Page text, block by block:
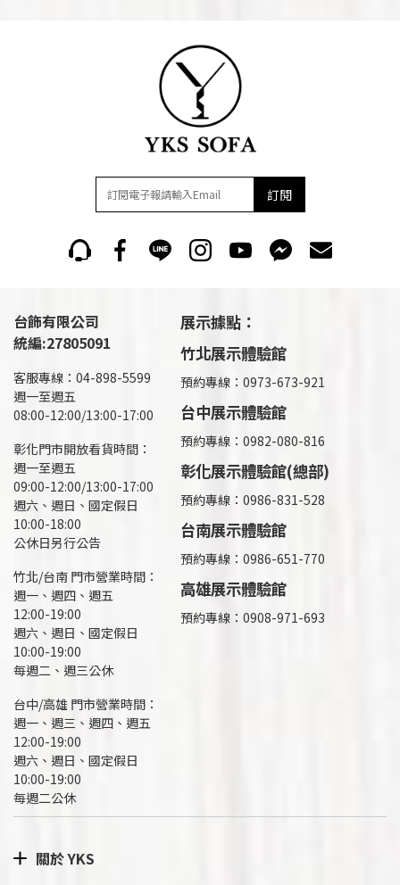
訂閱
台飾有限公司
統編:27805091
客服專線：04-898-5599
週一至週五
08:00-12:00/13:00-17:00
彰化門市開放看貨時間：
週一至週五
09:00-12:00/13:00-17:00
週六、週日、國定假日
10:00-18:00
公休日另行公告
竹北/台南 門市營業時間：
週一、週四、週五
12:00-19:00
週六、週日、國定假日
10:00-19:00
每週二、週三公休
台中/高雄 門市營業時間：
週一、週三、週四、週五
12:00-19:00
週六、週日、國定假日
10:00-19:00
每週二公休
展示據點：
竹北展示體驗館
預約專線：0973-673-921
台中展示體驗館
預約專線：0982-080-816
彰化展示體驗館(總部)
預約專線： 0986-831-528
台南展示體驗館
預約專線：0986-651-770
高雄展示體驗館
預約專線： 0908-971-693
關於 YKS